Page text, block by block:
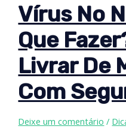
Vírus No
Que
Livrar De
Com
Deixe um comentário /